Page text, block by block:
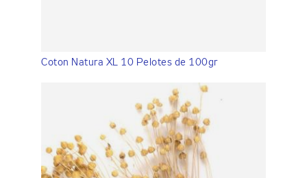
Coton Natura XL 10 Pelotes de 100gr